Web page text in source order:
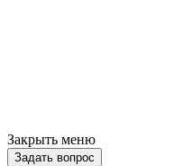
Закрыть меню
Задать вопрос